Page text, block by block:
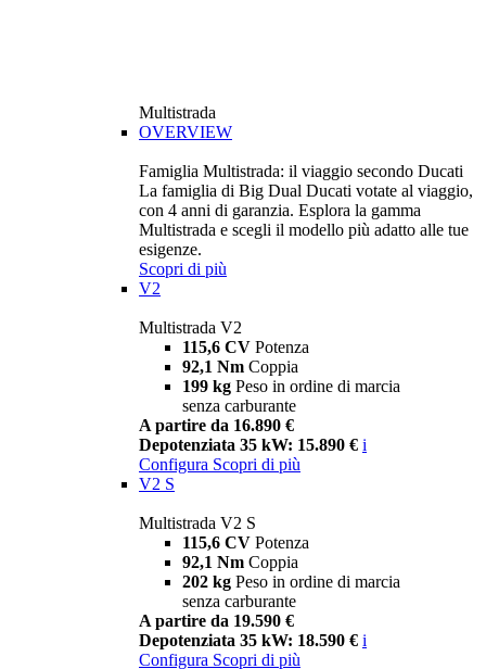
Multistrada
OVERVIEW
Famiglia Multistrada: il viaggio secondo Ducati
La famiglia di Big Dual Ducati votate al viaggio,
con 4 anni di garanzia. Esplora la gamma
Multistrada e scegli il modello più adatto alle tue
esigenze.
Scopri di più
V2
Multistrada V2
115,6 CV Potenza
92,1 Nm Coppia
199 kg Peso in ordine di marcia
senza carburante
A partire da 16.890 €
Depotenziata 35 kW: 15.890 € i
Configura Scopri di più
V2 S
Multistrada V2 S
115,6 CV Potenza
92,1 Nm Coppia
202 kg Peso in ordine di marcia
senza carburante
A partire da 19.590 €
Depotenziata 35 kW: 18.590 € i
Configura Scopri di più